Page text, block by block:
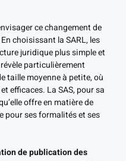
ce changement de
En choisissant la SARL, les
juridique plus simple et
particulièrement
taille moyenne à petite, où
efficaces. La SAS, pour sa
offre en matière de
pour ses formalités et ses
de publication des